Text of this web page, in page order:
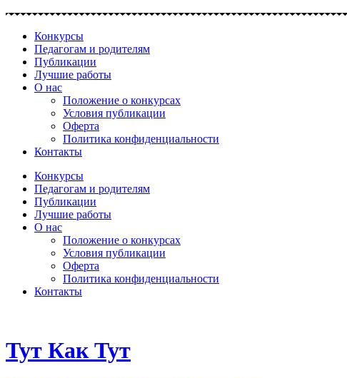
Перейти
содержимому
Конкурсы
Педагогам и родителям
Публикации
Лучшие работы
О нас
Положение о конкурсах
Условия публикации
Оферта
Политика конфиденциальности
Контакты
Конкурсы
Педагогам и родителям
Публикации
Лучшие работы
О нас
Положение о конкурсах
Условия публикации
Оферта
Политика конфиденциальности
Контакты
Тут Как Тут